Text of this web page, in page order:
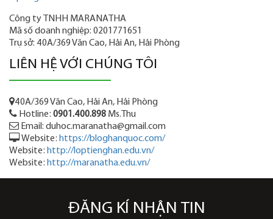
Công ty TNHH MARANATHA
Mã số doanh nghiệp: 0201771651
Trụ sở: 40A/369 Văn Cao, Hải An, Hải Phòng
LIÊN HỆ VỚI CHÚNG TÔI
40A/369 Văn Cao, Hải An, Hải Phòng
Hotline: 0901.400.898 Ms.Thu
Email: duhoc.maranatha@gmail.com
Website: https://bloghanquoc.com/
Website: http://loptienghan.edu.vn/
Website: http://maranatha.edu.vn/
ĐĂNG KÍ NHẬN TIN